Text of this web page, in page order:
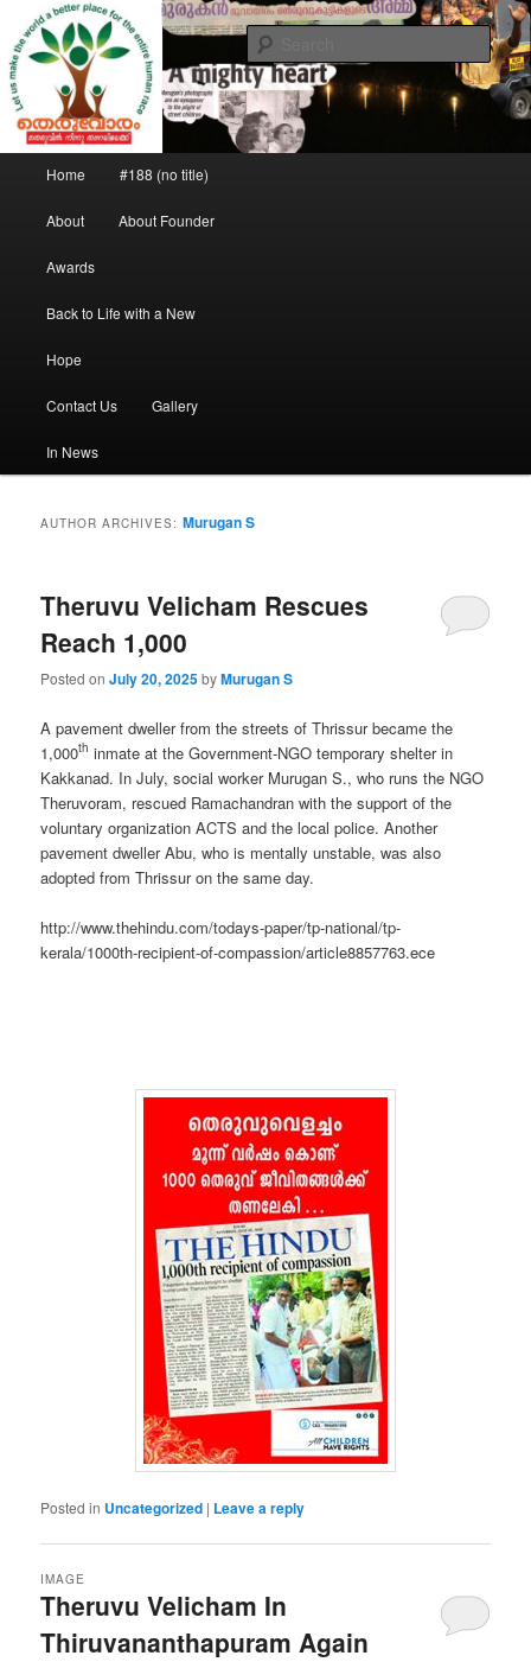
Theruvoram
Saving the street children
Skip to primary content
Skip to secondary content
Home #188 (no title)
About About Founder
Awards
Back to Life with a New
Hope
Contact Us Gallery
In News
AUTHOR ARCHIVES: Murugan S
Theruvu Velicham Rescues
Reach 1,000
Posted onJuly 20, 2025byMurugan S
A pavement dweller from the streets of Thrissur became the
1,000th inmate at the Government-NGO temporary shelter in
Kakkanad. In July, social worker Murugan S., who runs the NGO
Theruvoram, rescued Ramachandran with the support of the
voluntary organization ACTS and the local police. Another
pavement dweller Abu, who is mentally unstable, was also
adopted from Thrissur on the same day.
http://www.thehindu.com/todays-paper/tp-national/tp-
kerala/1000th-recipient-of-compassion/article8857763.ece
Posted in Uncategorized | Leave a reply
Theruvu Velicham In
Thiruvananthapuram Again
IMAGE